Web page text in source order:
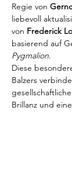
Regie von
liebevoll
von Frederick
basierend auf
Pygmalion.
Diese
Balzers
Brillanz und